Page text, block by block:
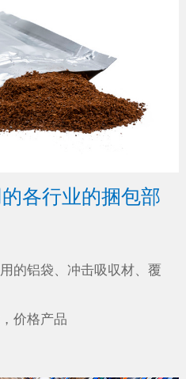
各行业的捆包部
的铝袋、冲击吸収材、覆
价格产品